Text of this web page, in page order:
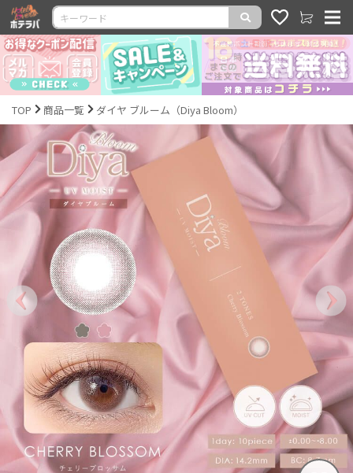
TOP 商品一覧 ダイヤ ブルーム（Diya Bloom）